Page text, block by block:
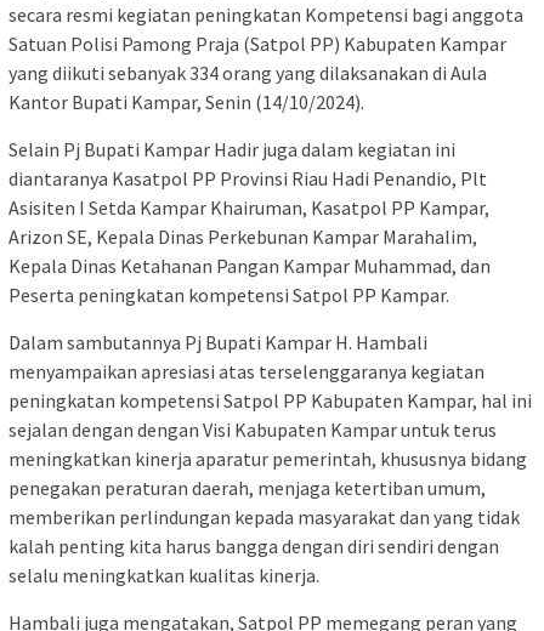
secara resmi kegiatan peningkatan Kompetensi bagi anggota
Satuan Polisi Pamong Praja (Satpol PP) Kabupaten Kampar
yang diikuti sebanyak 334 orang yang dilaksanakan di Aula
Kantor Bupati Kampar, Senin (14/10/2024).
Selain Pj Bupati Kampar Hadir juga dalam kegiatan ini
diantaranya Kasatpol PP Provinsi Riau Hadi Penandio, Plt
Asisiten I Setda Kampar Khairuman, Kasatpol PP Kampar,
Arizon SE, Kepala Dinas Perkebunan Kampar Marahalim,
Kepala Dinas Ketahanan Pangan Kampar Muhammad, dan
Peserta peningkatan kompetensi Satpol PP Kampar.
Dalam sambutannya Pj Bupati Kampar H. Hambali
menyampaikan apresiasi atas terselenggaranya kegiatan
peningkatan kompetensi Satpol PP Kabupaten Kampar, hal ini
sejalan dengan dengan Visi Kabupaten Kampar untuk terus
meningkatkan kinerja aparatur pemerintah, khususnya bidang
penegakan peraturan daerah, menjaga ketertiban umum,
memberikan perlindungan kepada masyarakat dan yang tidak
kalah penting kita harus bangga dengan diri sendiri dengan
selalu meningkatkan kualitas kinerja.
Hambali juga mengatakan, Satpol PP memegang peran yang